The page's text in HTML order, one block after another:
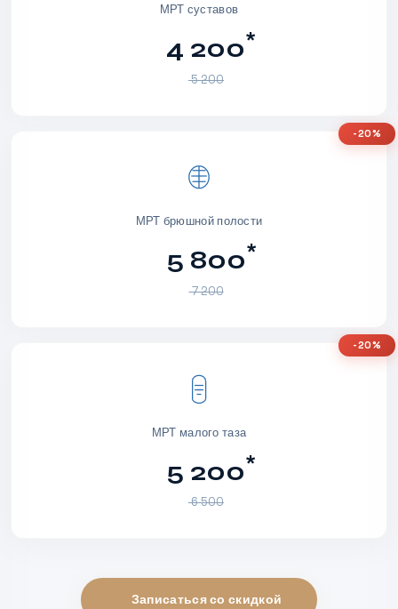
МРТ суставов
4 200*
5 200
МРТ брюшной полости
5 800*
7 200
-20%
МРТ малого таза
5 200*
6 500
-20%
Записаться со скидкой